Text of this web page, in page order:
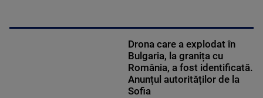
Drona care a explodat în
Bulgaria, la granița cu
România, a fost identificată.
Anunțul autorităților de la
Sofia